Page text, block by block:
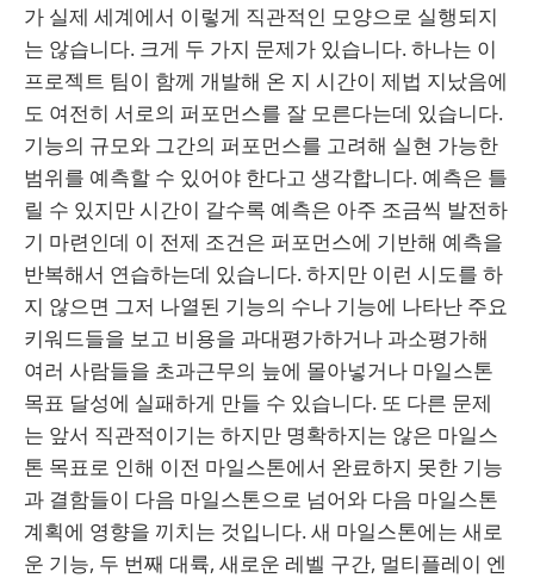
가 실제 세계에서 이렇게 직관적인 모양으로 실행되지
는 않습니다. 크게 두 가지 문제가 있습니다. 하나는 이
프로젝트 팀이 함께 개발해 온 지 시간이 제법 지났음에
도 여전히 서로의 퍼포먼스를 잘 모른다는데 있습니다.
기능의 규모와 그간의 퍼포먼스를 고려해 실현 가능한
범위를 예측할 수 있어야 한다고 생각합니다. 예측은 틀
릴 수 있지만 시간이 갈수록 예측은 아주 조금씩 발전하
기 마련인데 이 전제 조건은 퍼포먼스에 기반해 예측을
반복해서 연습하는데 있습니다. 하지만 이런 시도를 하
지 않으면 그저 나열된 기능의 수나 기능에 나타난 주요
키워드들을 보고 비용을 과대평가하거나 과소평가해
여러 사람들을 초과근무의 늪에 몰아넣거나 마일스톤
목표 달성에 실패하게 만들 수 있습니다. 또 다른 문제
는 앞서 직관적이기는 하지만 명확하지는 않은 마일스
톤 목표로 인해 이전 마일스톤에서 완료하지 못한 기능
과 결함들이 다음 마일스톤으로 넘어와 다음 마일스톤
계획에 영향을 끼치는 것입니다. 새 마일스톤에는 새로
운 기능, 두 번째 대륙, 새로운 레벨 구간, 멀티플레이 엔